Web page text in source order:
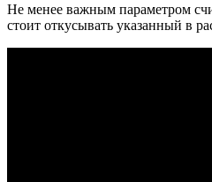
Не менее важным параметром
стоит откусывать указанный в